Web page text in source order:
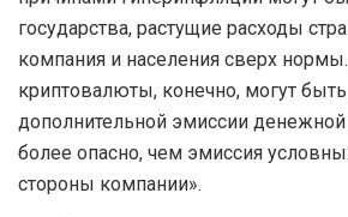
государства, растущие расходы
компания и населения сверх
криптовалюты, конечно, могут
дополнительной эмиссии
более опасно, чем эмиссия
стороны компании».